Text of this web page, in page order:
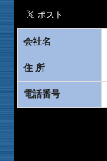
会社名
住 所
電話番号